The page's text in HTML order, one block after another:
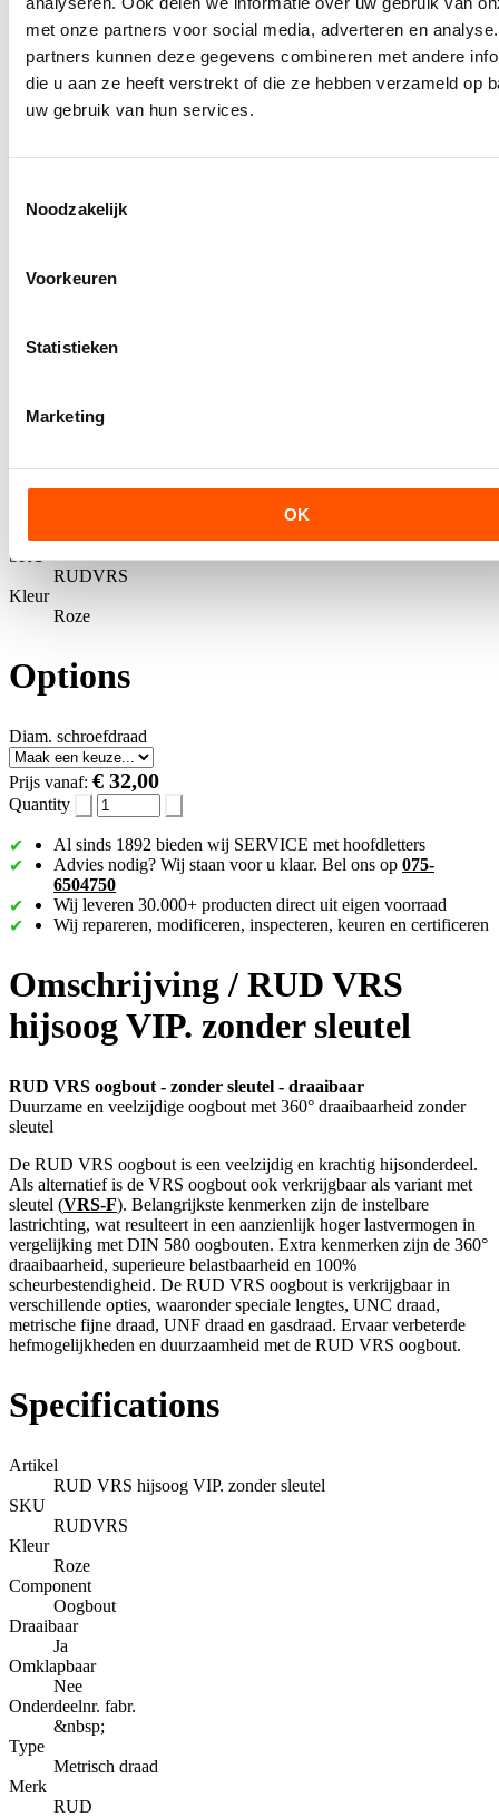
met onze partners voor social media, adverteren en
partners kunnen deze gegevens combineren met andere
die u aan ze heeft verstrekt of die ze hebben verzameld op
uw gebruik van hun services.
Noodzakelijk
Voorkeuren
Statistieken
Marketing
OK
SKU
RUDVRS
Kleur
Roze
Options
Diam. schroefdraad
Prijs vanaf: € 32,00
Quantity
Al sinds 1892 bieden wij SERVICE met hoofdletters
Advies nodig? Wij staan voor u klaar. Bel ons op 075-
6504750
Wij leveren 30.000+ producten direct uit eigen voorraad
Wij repareren, modificeren, inspecteren, keuren en certificeren
Omschrijving / RUD VRS
hijsoog VIP. zonder sleutel
RUD VRS oogbout - zonder sleutel - draaibaar
Duurzame en veelzijdige oogbout met 360° draaibaarheid zonder
sleutel
De RUD VRS oogbout is een veelzijdig en krachtig hijsonderdeel.
Als alternatief is de VRS oogbout ook verkrijgbaar als variant met
sleutel (VRS-F). Belangrijkste kenmerken zijn de instelbare
lastrichting, wat resulteert in een aanzienlijk hoger lastvermogen in
vergelijking met DIN 580 oogbouten. Extra kenmerken zijn de 360°
draaibaarheid, superieure belastbaarheid en 100%
scheurbestendigheid. De RUD VRS oogbout is verkrijgbaar in
verschillende opties, waaronder speciale lengtes, UNC draad,
metrische fijne draad, UNF draad en gasdraad. Ervaar verbeterde
hefmogelijkheden en duurzaamheid met de RUD VRS oogbout.
Specifications
Artikel
RUD VRS hijsoog VIP. zonder sleutel
SKU
RUDVRS
Kleur
Roze
Component
Oogbout
Draaibaar
Ja
Omklapbaar
Nee
Onderdeelnr. fabr.
&nbsp;
Type
Metrisch draad
Merk
RUD